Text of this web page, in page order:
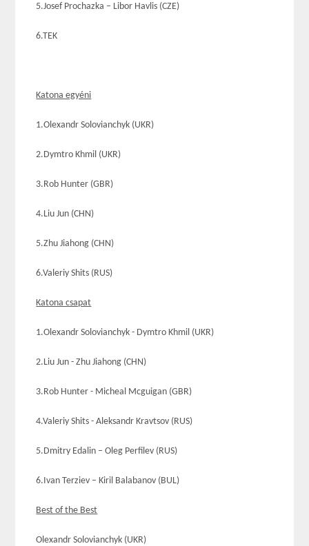
5.Josef Prochazka – Libor Havlis (CZE)
6.TEK
Katona egyéni
1.Olexandr Solovianchyk (UKR)
2.Dymtro Khmil (UKR)
3.Rob Hunter (GBR)
4.Liu Jun (CHN)
5.Zhu Jiahong (CHN)
6.Valeriy Shits (RUS)
Katona csapat
1.Olexandr Solovianchyk - Dymtro Khmil (UKR)
2.Liu Jun - Zhu Jiahong (CHN)
3.Rob Hunter - Micheal Mcguigan (GBR)
4.Valeriy Shits - Aleksandr Kravtsov (RUS)
5.Dmitry Edalin – Oleg Perfilev (RUS)
6.Ivan Terziev – Kiril Balabanov (BUL)
Best of the Best
Olexandr Solovianchyk (UKR)